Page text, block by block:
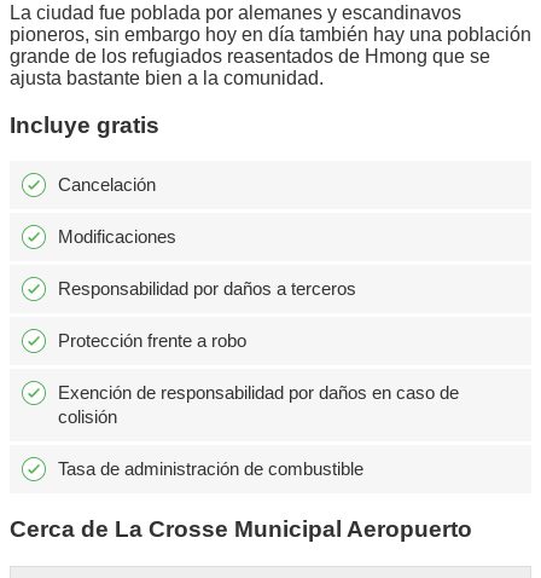
La ciudad fue poblada por alemanes y escandinavos
pioneros, sin embargo hoy en día también hay una población
grande de los refugiados reasentados de Hmong que se
ajusta bastante bien a la comunidad.
Incluye gratis
Cancelación
Modificaciones
Responsabilidad por daños a terceros
Protección frente a robo
Exención de responsabilidad por daños en caso de
colisión
Tasa de administración de combustible
Cerca de La Crosse Municipal Aeropuerto